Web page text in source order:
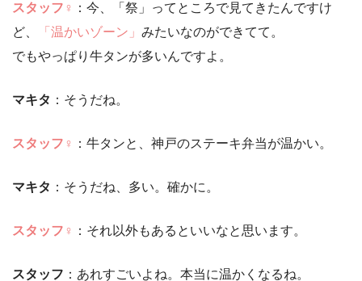
スタッフ♀ ：今、「祭」ってところで見てきたんですけ
ど、
「温かいゾーン」 みたいなのができてて。
でもやっぱり牛タンが多いんですよ。
マキタ ：そうだね。
スタッフ♀ ：牛タンと、神戸のステーキ弁当が温かい。
マキタ ：そうだね、多い。確かに。
ス タッフ♀ ：それ以外もあるといいなと思います。
スタッフ ：あれすごいよね。本当に温かくなるね。